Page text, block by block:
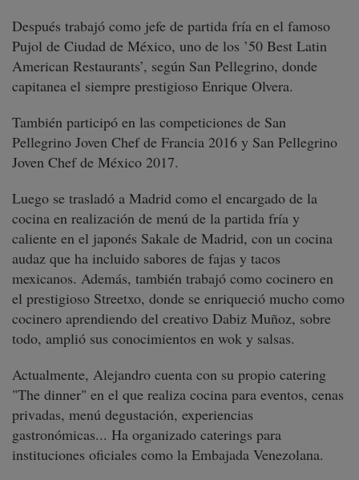
Después trabajó como jefe de partida fría en el famoso
Pujol de Ciudad de México, uno de los ’50 Best Latin
American Restaurants’, según San Pellegrino, donde
capitanea el siempre prestigioso Enrique Olvera.
También participó en las competiciones de San
Pellegrino Joven Chef de Francia 2016 y San Pellegrino
Joven Chef de México 2017.
Luego se trasladó a Madrid como el encargado de la
cocina en realización de menú de la partida fría y
caliente en el japonés Sakale de Madrid, con un cocina
audaz que ha incluido sabores de fajas y tacos
mexicanos. Además, también trabajó como cocinero en
el prestigioso Streetxo, donde se enriqueció mucho como
cocinero aprendiendo del creativo Dabiz Muñoz, sobre
todo, amplió sus conocimientos en wok y salsas.
Actualmente, Alejandro cuenta con su propio catering
"The dinner" en el que realiza cocina para eventos, cenas
privadas, menú degustación, experiencias
gastronómicas... Ha organizado caterings para
instituciones oficiales como la Embajada Venezolana.